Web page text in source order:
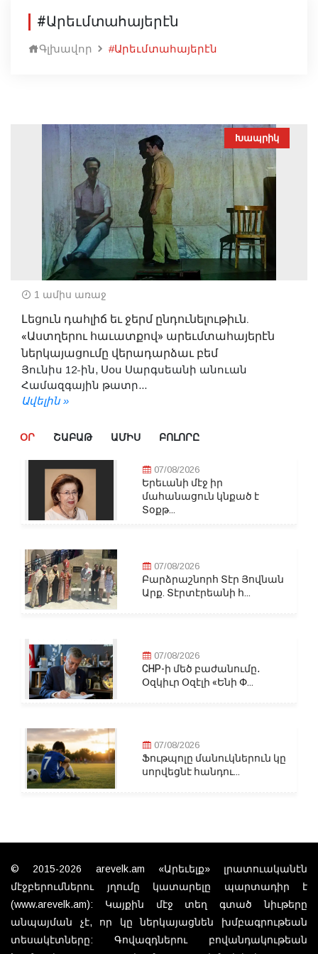
#Արեւմտահայերէն
Գլխավոր #Արեւմտահայերէն
Խապրիկ
1 ամիս առաջ
Լեցուն դահլիճ եւ ջերմ ընդունելութիւն.
«Աստղերու հաւատքով» արեւմտահայերէն
ներկայացումը վերադարձաւ բեմ
Յունիս 12-ին, Սօս Սարգսեանի անուան
Համազգային թատր...
Ավելին »
ՕՐ ՇԱԲԱԹ ԱՄԻՍ ԲՈԼՈՐԸ
07/08/2026
Երեւանի մէջ իր
մահանացուն կնքած է
Տօքթ...
07/08/2026
Բարձրաշնորհ Տէր Յովնան
Արք. Տէրտէրեանի հ...
07/08/2026
CHP-ի մեծ բաժանումը․
Օզկիւր Օզէլի «Ենի Փ...
07/08/2026
Ֆութպոլը մանուկներուն կը
սորվեցնէ հանդու...
© 2015-2026 arevelk.am «Արեւելք» լրատուականէն
մէջբերումներու յղումը կատարելը պարտադիր է
(www.arevelk.am): Կայքին մէջ տեղ գտած նիւթերը
անպայման չէ, որ կը ներկայացնեն խմբագրութեան
տեսակէտները: Գովազդներու բովանդակութեան